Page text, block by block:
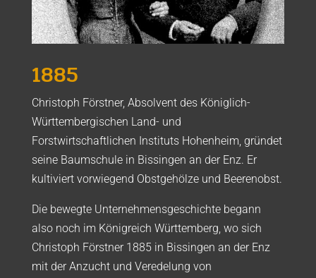
1885
Christoph Förstner, Absolvent des Königlich-
Württembergischen Land- und
Forstwirtschaftlichen Instituts Hohenheim, gründet
seine Baumschule in Bissingen an der Enz. Er
kultiviert vorwiegend Obstgehölze und Beerenobst.
Die bewegte Unternehmensgeschichte begann
also noch im Königreich Württemberg, wo sich
Christoph Förstner 1885 in Bissingen an der Enz
mit der Anzucht und Veredelung von